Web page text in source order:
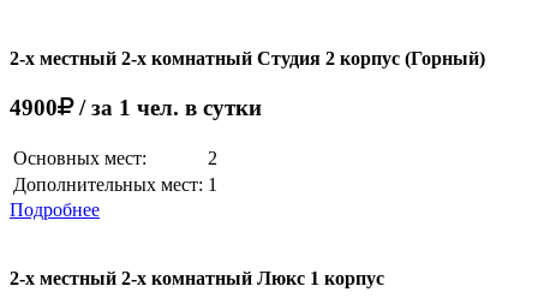
2-х местный 2-х комнатный Студия 2 корпус (Горный)
4900 / за 1 чел. в сутки
Основных мест:
2
Дополнительных мест: 1
Подробнее
2-х местный 2-х комнатный Люкс 1 корпус